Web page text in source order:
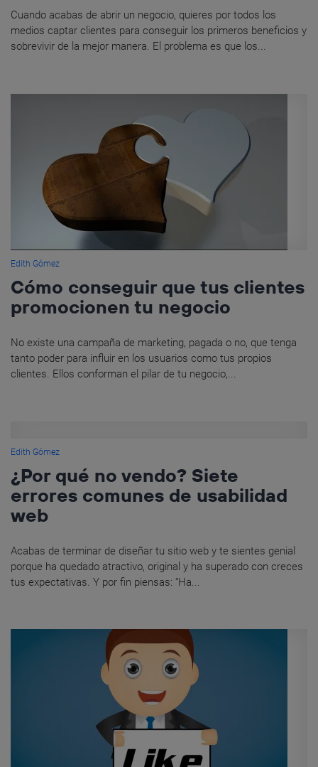
Cuando acabas de abrir un negocio, quieres por todos los
medios captar clientes para conseguir los primeros beneficios y
sobrevivir de la mejor manera. El problema es que los...
Edith Gómez
Cómo conseguir que tus clientes
promocionen tu negocio
No existe una campaña de marketing, pagada o no, que tenga
tanto poder para influir en los usuarios como tus propios
clientes. Ellos conforman el pilar de tu negocio,...
Edith Gómez
¿Por qué no vendo? Siete
errores comunes de usabilidad
web
Acabas de terminar de diseñar tu sitio web y te sientes genial
porque ha quedado atractivo, original y ha superado con creces
tus expectativas. Y por fin piensas: “Ha...